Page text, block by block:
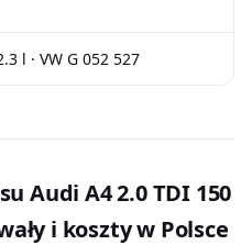
l · VW G 052 527
Audi A4 2.0 TDI 150
i koszty w Polsce